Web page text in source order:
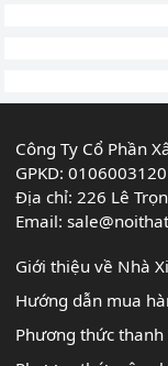
Công Ty Cổ Phần
GPKD:
Địa chỉ: 226 Lê
Email:
Giới thiệu về Nhà
Hướng dẫn mua
Phương thức